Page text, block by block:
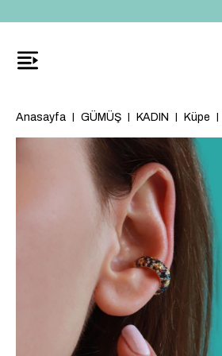
Anasayfa GÜMÜŞ KADIN Küpe